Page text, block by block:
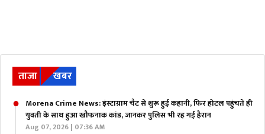
ताजा खबर
Morena Crime News: इंस्टाग्राम चैट से शुरू हुई कहानी, फिर होटल पहुंचते ही
युवती के साथ हुआ खौफनाक कांड, जानकर पुलिस भी रह गई हैरान
Aug 07, 2026 | 07:36 AM